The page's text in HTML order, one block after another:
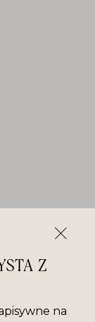
Z
na